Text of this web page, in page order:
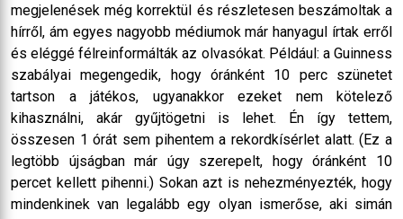
megjelenések még korrektül és részletesen beszámoltak a
hírről, ám egyes nagyobb médiumok már hanyagul írtak erről
és eléggé félreinformálták az olvasókat. Például: a Guinness
szabályai megengedik, hogy óránként 10 perc szünetet
tartson a játékos, ugyanakkor ezeket nem kötelező
kihasználni, akár gyűjtögetni is lehet. Én így tettem,
összesen 1 órát sem pihentem a rekordkísérlet alatt. (Ez a
legtöbb újságban már úgy szerepelt, hogy óránként 10
percet kellett pihenni.) Sokan azt is nehezményezték, hogy
mindenkinek van legalább egy olyan ismerőse, aki simán